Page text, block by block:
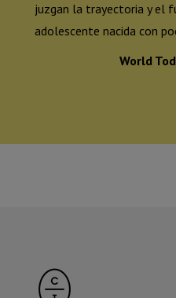
juzgan la trayectoria y el
adolescente nacida con
World